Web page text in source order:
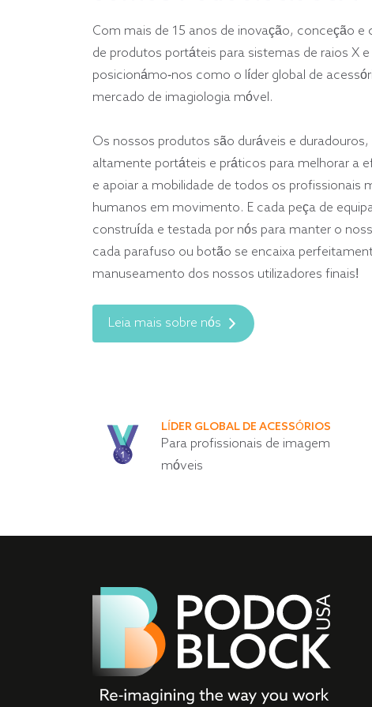
Com mais de 15 anos de inovação, conceção e
de produtos portáteis para sistemas de raios X
posicionámo-nos como o líder global de
mercado de imagiologia móvel.
Os nossos produtos são duráveis e duradouros,
altamente portáteis e práticos para melhorar a
e apoiar a mobilidade de todos os profissionais
humanos em movimento. E cada peça de
construída e testada por nós para manter o
cada parafuso ou botão se encaixa
manuseamento dos nossos utilizadores finais!
Leia mais sobre nós
LÍDER GLOBAL DE ACESSÓRIOS
Para profissionais de imagem
móveis